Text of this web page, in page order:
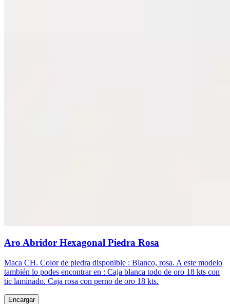
Aro Abridor Hexagonal Piedra Rosa
Maca CH. Color de piedra disponible : Blanco, rosa. A este modelo
también lo podes encontrar en : Caja blanca todo de oro 18 kts con
tic laminado. Caja rosa con perno de oro 18 kts.
Encargar